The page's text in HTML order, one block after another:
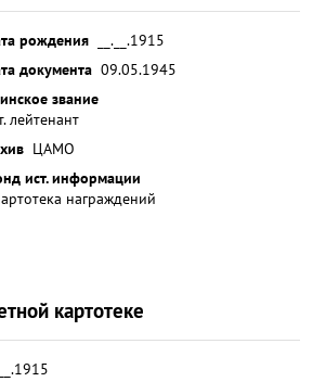
рождения
__.__.1915
документа 09.05.1945
звание
лейтенант
ЦАМО
ист. информации
награждений
картотеке